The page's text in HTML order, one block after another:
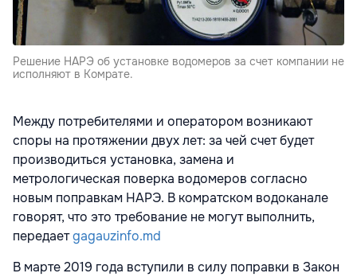
Решение НАРЭ об установке водомеров за счет компании не
исполняют в Комрате.
Между потребителями и оператором возникают
споры на протяжении двух лет: за чей счет будет
производиться установка, замена и
метрологическая поверка водомеров согласно
новым поправкам НАРЭ. В комратском водоканале
говорят, что это требование не могут выполнить,
передаетgagauzinfo.md
В марте 2019 года вступили в силу поправки в Закон